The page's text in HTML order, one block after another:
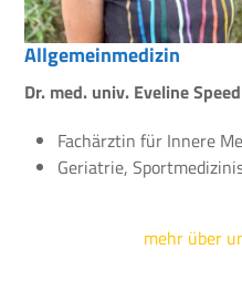
Allgemeinmedizin
Dr. med. univ. Eveline Speed
Fachärztin für Innere
Geriatrie,
mehr über